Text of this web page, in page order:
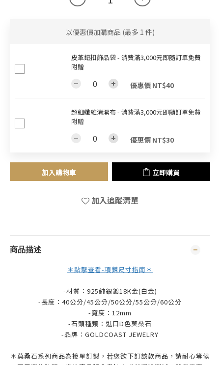
以優惠價加購商品 (最多 1 件)
皮革鈕扣飾品袋 - 消費滿3,000元即隨訂單免費
附贈
優惠價 NT$40
超細纖維清潔布 - 消費滿3,000元即隨訂單免費
附贈
優惠價 NT$30
加入購物車 立即購買
加入追蹤清單
商品描述
＊點擊查看-項鍊尺寸指南＊
-材質：925純銀鍍18K金(白金)
-長度：40公分/45公分/50公分/55公分/60公分
-寬度：12mm
-石頭種類： 進口D色莫桑石
-品牌： GOLDCOAST JEWELRY
＊莫桑石系列商品為接單訂製，若您欲下訂該款商品，請耐心等候